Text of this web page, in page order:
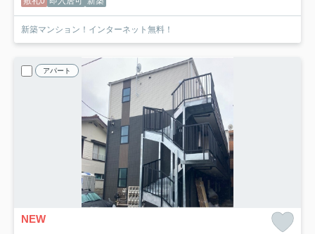
新築マンション！インターネット無料！
アパート
NEW